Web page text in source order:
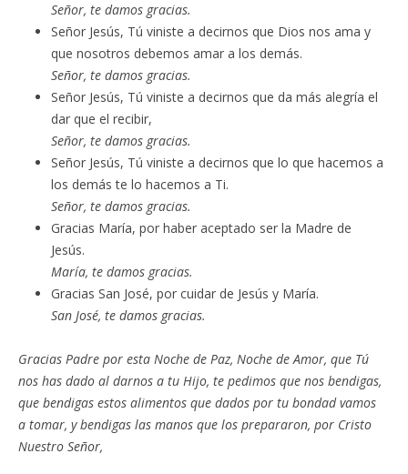
Señor, te damos gracias.
Señor Jesús, Tú viniste a decirnos que Dios nos ama y
que nosotros debemos amar a los demás.
Señor, te damos gracias.
Señor Jesús, Tú viniste a decirnos que da más alegría el
dar que el recibir,
Señor, te damos gracias.
Señor Jesús, Tú viniste a decirnos que lo que hacemos a
los demás te lo hacemos a Ti.
Señor, te damos gracias.
Gracias María, por haber aceptado ser la Madre de
Jesús.
María, te damos gracias.
Gracias San José, por cuidar de Jesús y María.
San José, te damos gracias.
Gracias Padre por esta Noche de Paz, Noche de Amor, que Tú
nos has dado al darnos a tu Hijo, te pedimos que nos bendigas,
que bendigas estos alimentos que dados por tu bondad vamos
a tomar, y bendigas las manos que los prepararon, por Cristo
Nuestro Señor,